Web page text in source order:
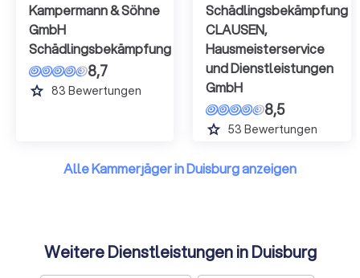
Kampermann & Söhne
GmbH
Schädlingsbekämpfung
8,7
grade 83 Bewertungen
Schädlingsbekämpfung
CLAUSEN,
Hausmeisterservice
und Dienstleistungen
GmbH
8,5
grade 53 Bewertungen
Alle Kammerjäger in Duisburg anzeigen
Weitere Dienstleistungen in Duisburg